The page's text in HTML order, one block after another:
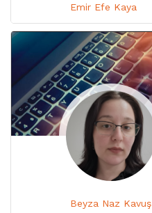
Emir Efe Kaya
Beyza Naz Kavuş